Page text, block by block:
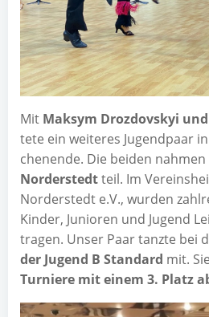
Mit Mak­sym Droz­dovs­kyi
te­te ein wei­te­res Jugend­paar
chen­en­de. Die bei­den nah­men
Nor­der­stedtteil. Im
Nor­der­stedt e.V., wur­den
Kin­der, Junio­ren und Jugend
tra­gen. Unser Paar tanz­te bei
der Jugend B Stan­dard mit.
Tur­nie­re mit einem 3. Platz